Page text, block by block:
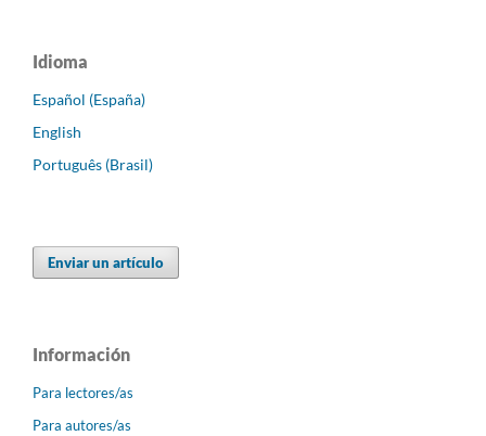
Idioma
Español (España)
English
Português (Brasil)
Enviar un artículo
Información
Para lectores/as
Para autores/as